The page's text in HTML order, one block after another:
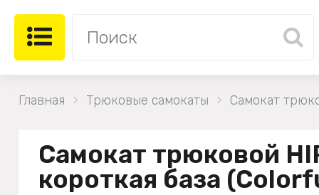
Главная Трюковые самокаты Самокат
Самокат трюковой
короткая база